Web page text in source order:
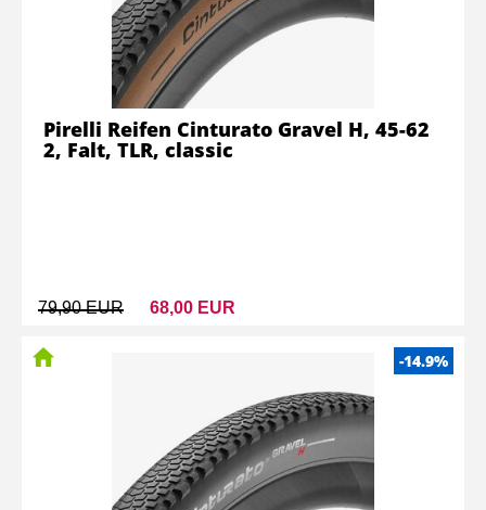
79,90 EUR 68,00 EUR
Pirelli Reifen Cinturato Gravel H, 45-62
2, Falt, TLR, classic
-14.9%